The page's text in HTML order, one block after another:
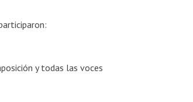
y todas las voces